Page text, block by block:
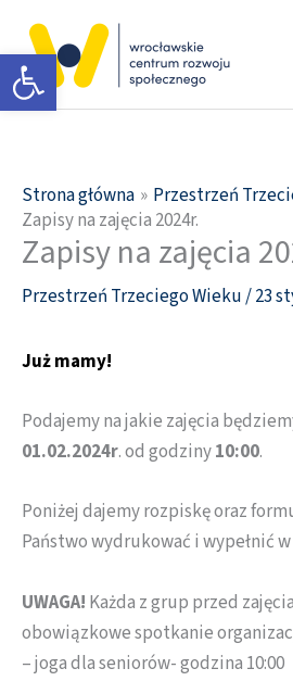
Otwórz pasek narzędzi
treści
Strona główna
Przestrzeń
Zapisy na zajęcia 2024r.
Zapisy na zajęcia
Przestrzeń Trzeciego Wieku/23
Już mamy!
Podajemy na jakie zajęcia
01.02.2024r. od godziny10:00.
Poniżej dajemy rozpiskę oraz
Państwo wydrukować i wypełnić
UWAGA! Każda z grup przed
obowiązkowe spotkanie
– joga dla seniorów- godzina 10:00